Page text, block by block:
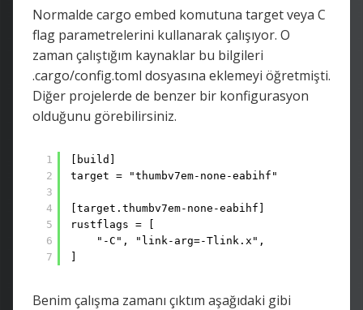
Normalde cargo embed komutuna target veya C
flag parametrelerini kullanarak çalışıyor. O
zaman çalıştığım kaynaklar bu bilgileri
.cargo/config.toml dosyasına eklemeyi öğretmişti.
Diğer projelerde de benzer bir konfigurasyon
olduğunu görebilirsiniz.
1
2
3
4
5
6
7
[build]
target = "thumbv7em-none-eabihf"
[target.thumbv7em-none-eabihf]
rustflags = [
"-C", "link-arg=-Tlink.x",
Benim çalışma zamanı çıktım aşağıdaki gibi